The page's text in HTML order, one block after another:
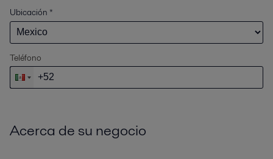
Ubicación *
Teléfono
Acerca de su negocio